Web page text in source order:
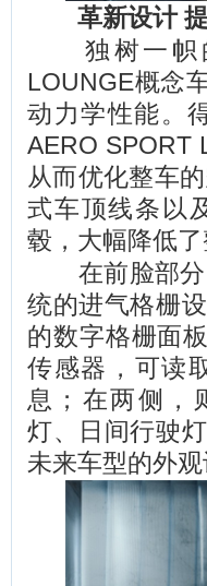
革新设计 提
独树一帜的
LOUNGE概念
动力学性能。
AERO SPORT
从而优化整车
式车顶线条以
毂，大幅降低了
在前脸部分
统的进气格栅
的数字格栅面
传感器，可读
息；在两侧，
灯、日间行驶
未来车型的外观